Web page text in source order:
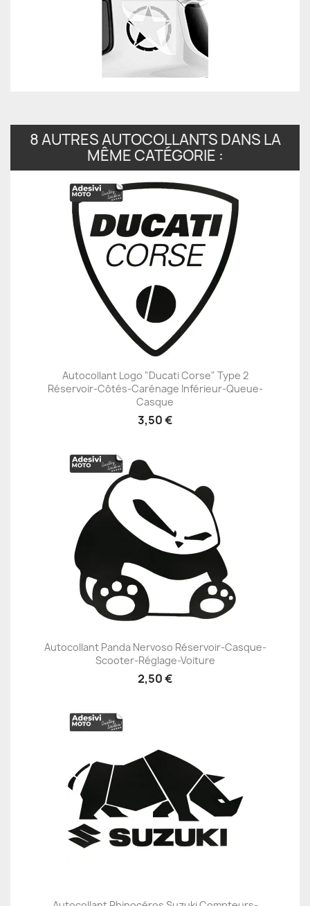
8 AUTRES AUTOCOLLANTS DANS LA
MÊME CATÉGORIE :
Autocollant Logo "Ducati Corse" Type 2
Réservoir-Côtés-Carénage Inférieur-Queue-
Casque
3,50 €
Autocollant Panda Nervoso Réservoir-Casque-
Scooter-Réglage-Voiture
2,50 €